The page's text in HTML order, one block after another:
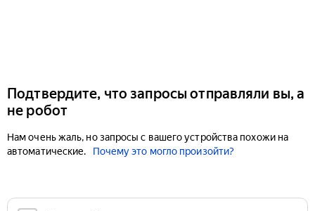
Подтвердите, что запросы отправляли вы, а
не робот
Нам очень жаль, но запросы с вашего устройства похожи на
автоматические.
Почему это могло произойти?